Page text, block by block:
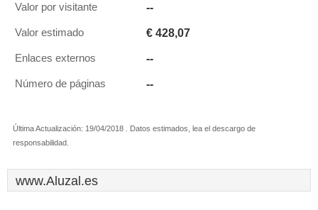
Valor por visitante --
Valor estimado € 428,07
Enlaces externos --
Número de páginas --
Última Actualización: 19/04/2018 . Datos estimados, lea el descargo de
responsabilidad.
www.Aluzal.es